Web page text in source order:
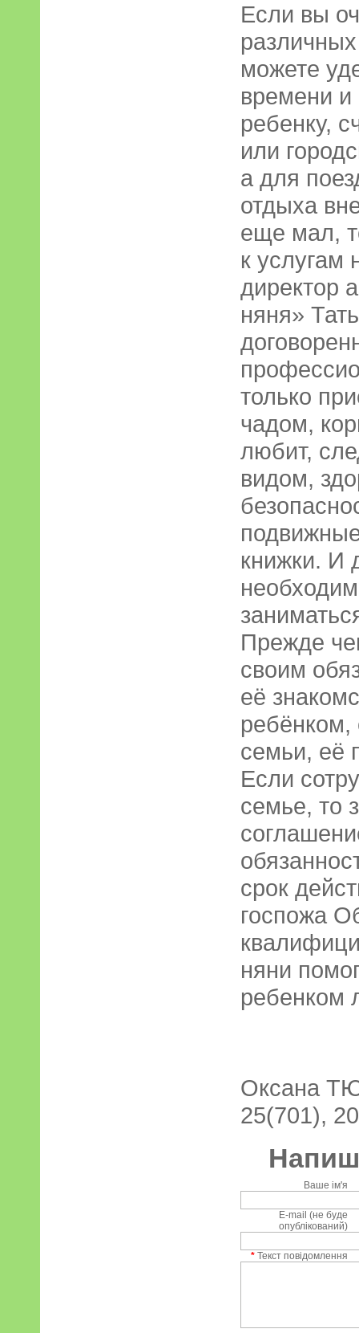
Если вы
можете
времени
ребенку,
или
а для
отдыха
еще мал,
к услугам
директор
няня»
только
чадом,
любит,
видом,
книжки. И
Прежде
своим
её
ребёнком,
семьи, её
Если
семье, то
срок
госпожа
няни
ребенком
Оксана
25(701),
Ваше ім'я
E-mail (не буде
опублікований)
* Текст повідомлення